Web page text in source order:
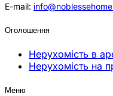
E-mail:
Оголошення
Нерухомість в
Нерухомість на
Меню